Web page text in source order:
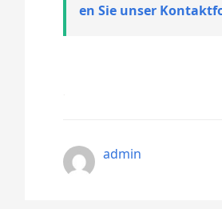
en Sie unser
admin